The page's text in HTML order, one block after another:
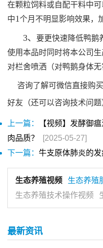
在颗粒饲料或自配干料中
中1个月不明显影响效果，
3、 要更快速降低鸭鹅
使用本品时同时将本公司
对栏舍喷洒（对鸭鹅身体无
咨询了解可微信直接购
好友（还可以咨询技术问题
上一篇：
【视频】发酵御
肉品质？
[2025-05-27]
下一篇： 牛支原体肺炎的
生态养殖视频
生态养殖
生态养殖技术操作视频
最新资讯